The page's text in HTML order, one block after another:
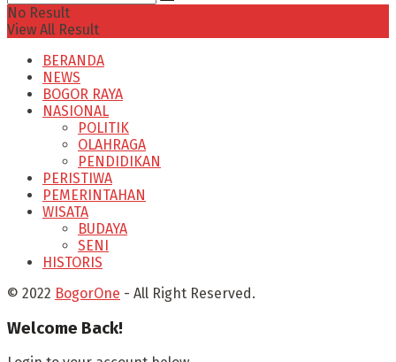
No Result
View All Result
BERANDA
NEWS
BOGOR RAYA
NASIONAL
POLITIK
OLAHRAGA
PENDIDIKAN
PERISTIWA
PEMERINTAHAN
WISATA
BUDAYA
SENI
HISTORIS
© 2022 BogorOne - All Right Reserved.
Welcome Back!